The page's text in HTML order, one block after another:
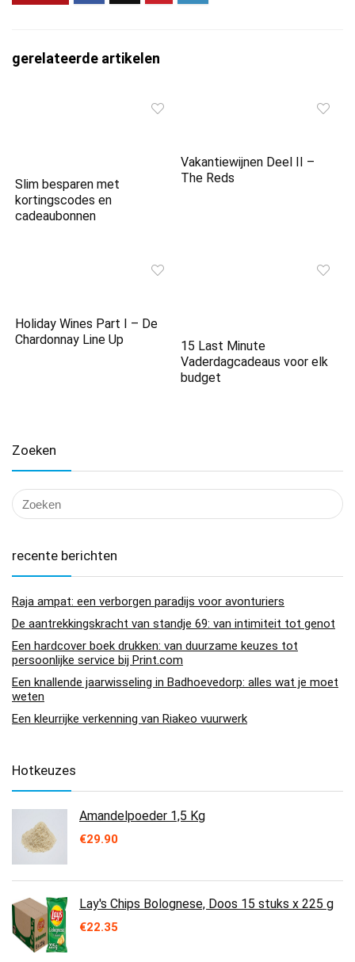
gerelateerde artikelen
Slim besparen met
kortingscodes en
cadeaubonnen
Vakantiewijnen Deel II –
The Reds
Holiday Wines Part I – De
Chardonnay Line Up
15 Last Minute
Vaderdagcadeaus voor elk
budget
Zoeken
recente berichten
Raja ampat: een verborgen paradijs voor avonturiers
De aantrekkingskracht van standje 69: van intimiteit tot genot
Een hardcover boek drukken: van duurzame keuzes tot
persoonlijke service bij Print.com
Een knallende jaarwisseling in Badhoevedorp: alles wat je moet
weten
Een kleurrijke verkenning van Riakeo vuurwerk
Hotkeuzes
Amandelpoeder 1,5 Kg
€29.90
Lay's Chips Bolognese, Doos 15 stuks x 225 g
€22.35